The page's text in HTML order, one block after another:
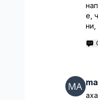
е,
ни,